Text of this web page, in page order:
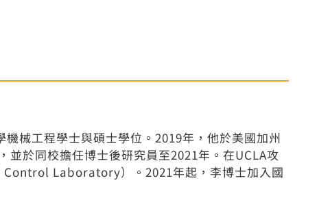
械工程學士與碩士學位。2019年，他於美國加州
並於同校擔任博士後研究員至2021年。在UCLA攻
Laboratory）。2021年起，李博士加入國